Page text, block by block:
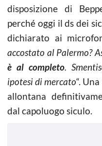
disposizione di
perché oggi il ds dei
dichiarato ai
accostato al Palermo?
è al completo.
ipotesi di mercato“.
allontana
dal capoluogo siculo.